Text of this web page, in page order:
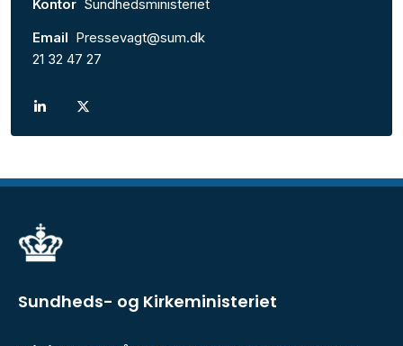
Kontor Sundhedsministeriet
Email Pressevagt@sum.dk
21 32 47 27
Sundheds- og Kirkeministeriet